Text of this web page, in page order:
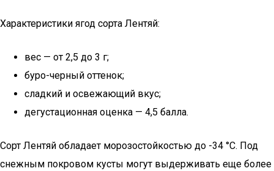
Характеристики ягод сорта Лентяй:
вес — от 2,5 до 3 г;
буро-черный оттенок;
сладкий и освежающий вкус;
дегустационная оценка — 4,5 балла.
Сорт Лентяй обладает морозостойкостью до -34 °С. Под
снежным покровом кусты могут выдерживать еще более